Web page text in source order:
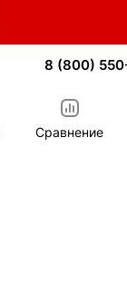
8 (800)
Сравнение